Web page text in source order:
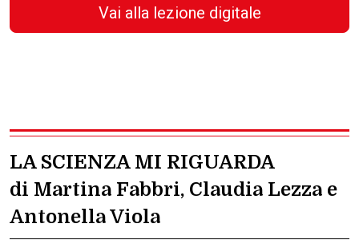
Vai alla lezione digitale
LA SCIENZA MI RIGUARDA
di Martina Fabbri, Claudia Lezza e
Antonella Viola